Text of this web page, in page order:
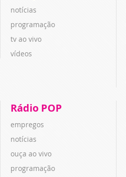
notícias
programação
tv ao vivo
vídeos
Rádio POP
empregos
notícias
ouça ao vivo
programação